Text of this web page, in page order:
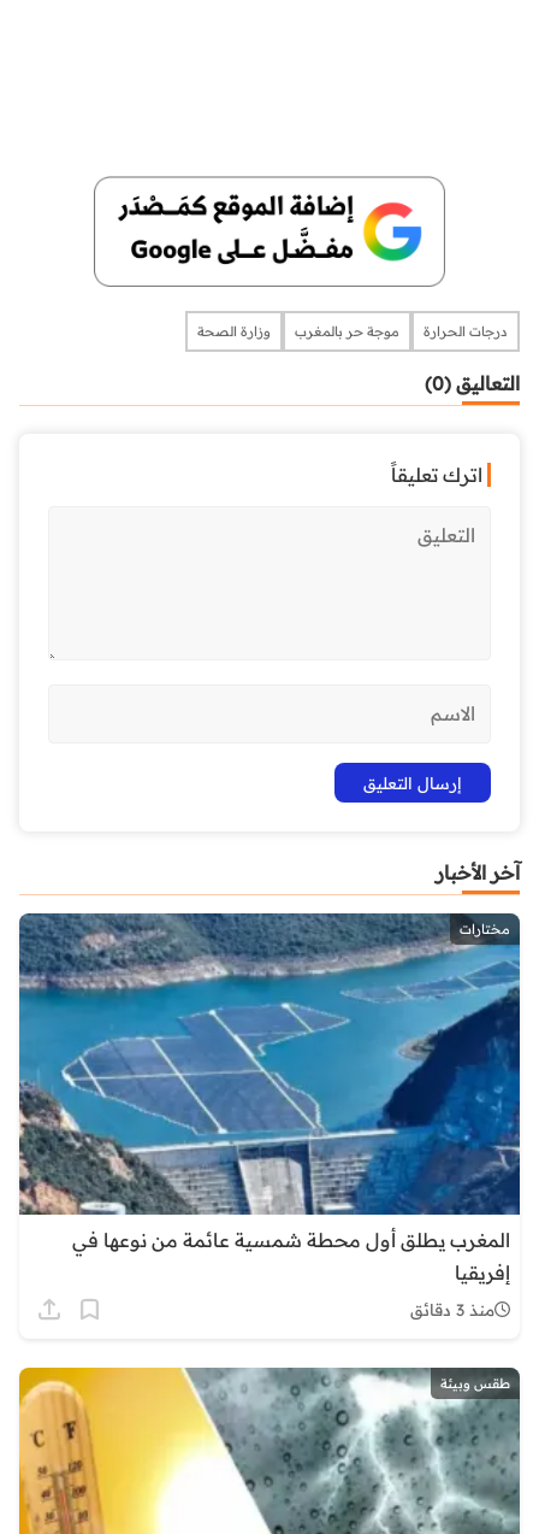
درجات الحرارة موجة حر بالمغرب وزارة الصحة
التعاليق (0)
اترك تعليقاً
آخر الأخبار
مختارات
المغرب يطلق أول محطة شمسية عائمة من نوعها في
إفريقيا
منذ 3 دقائق
طقس وبيئة